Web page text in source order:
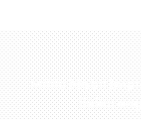
Miliki Mobil